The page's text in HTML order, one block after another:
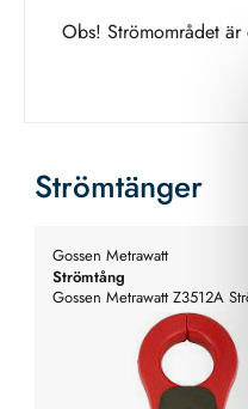
Obs! Strömområdet
Strömtänger
Gossen Metrawatt
Strömtång
Gossen Metrawatt Z3512A
sensor 0...1/100/1000A